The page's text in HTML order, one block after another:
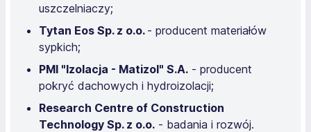
uszczelniaczy;
Tytan Eos Sp. z o.o. - producent materiałów
sypkich;
PMI "Izolacja - Matizol" S.A. - producent
pokryć dachowych i hydroizolacji;
Research Centre of Construction
Technology Sp. z o.o. - badania i rozwój.